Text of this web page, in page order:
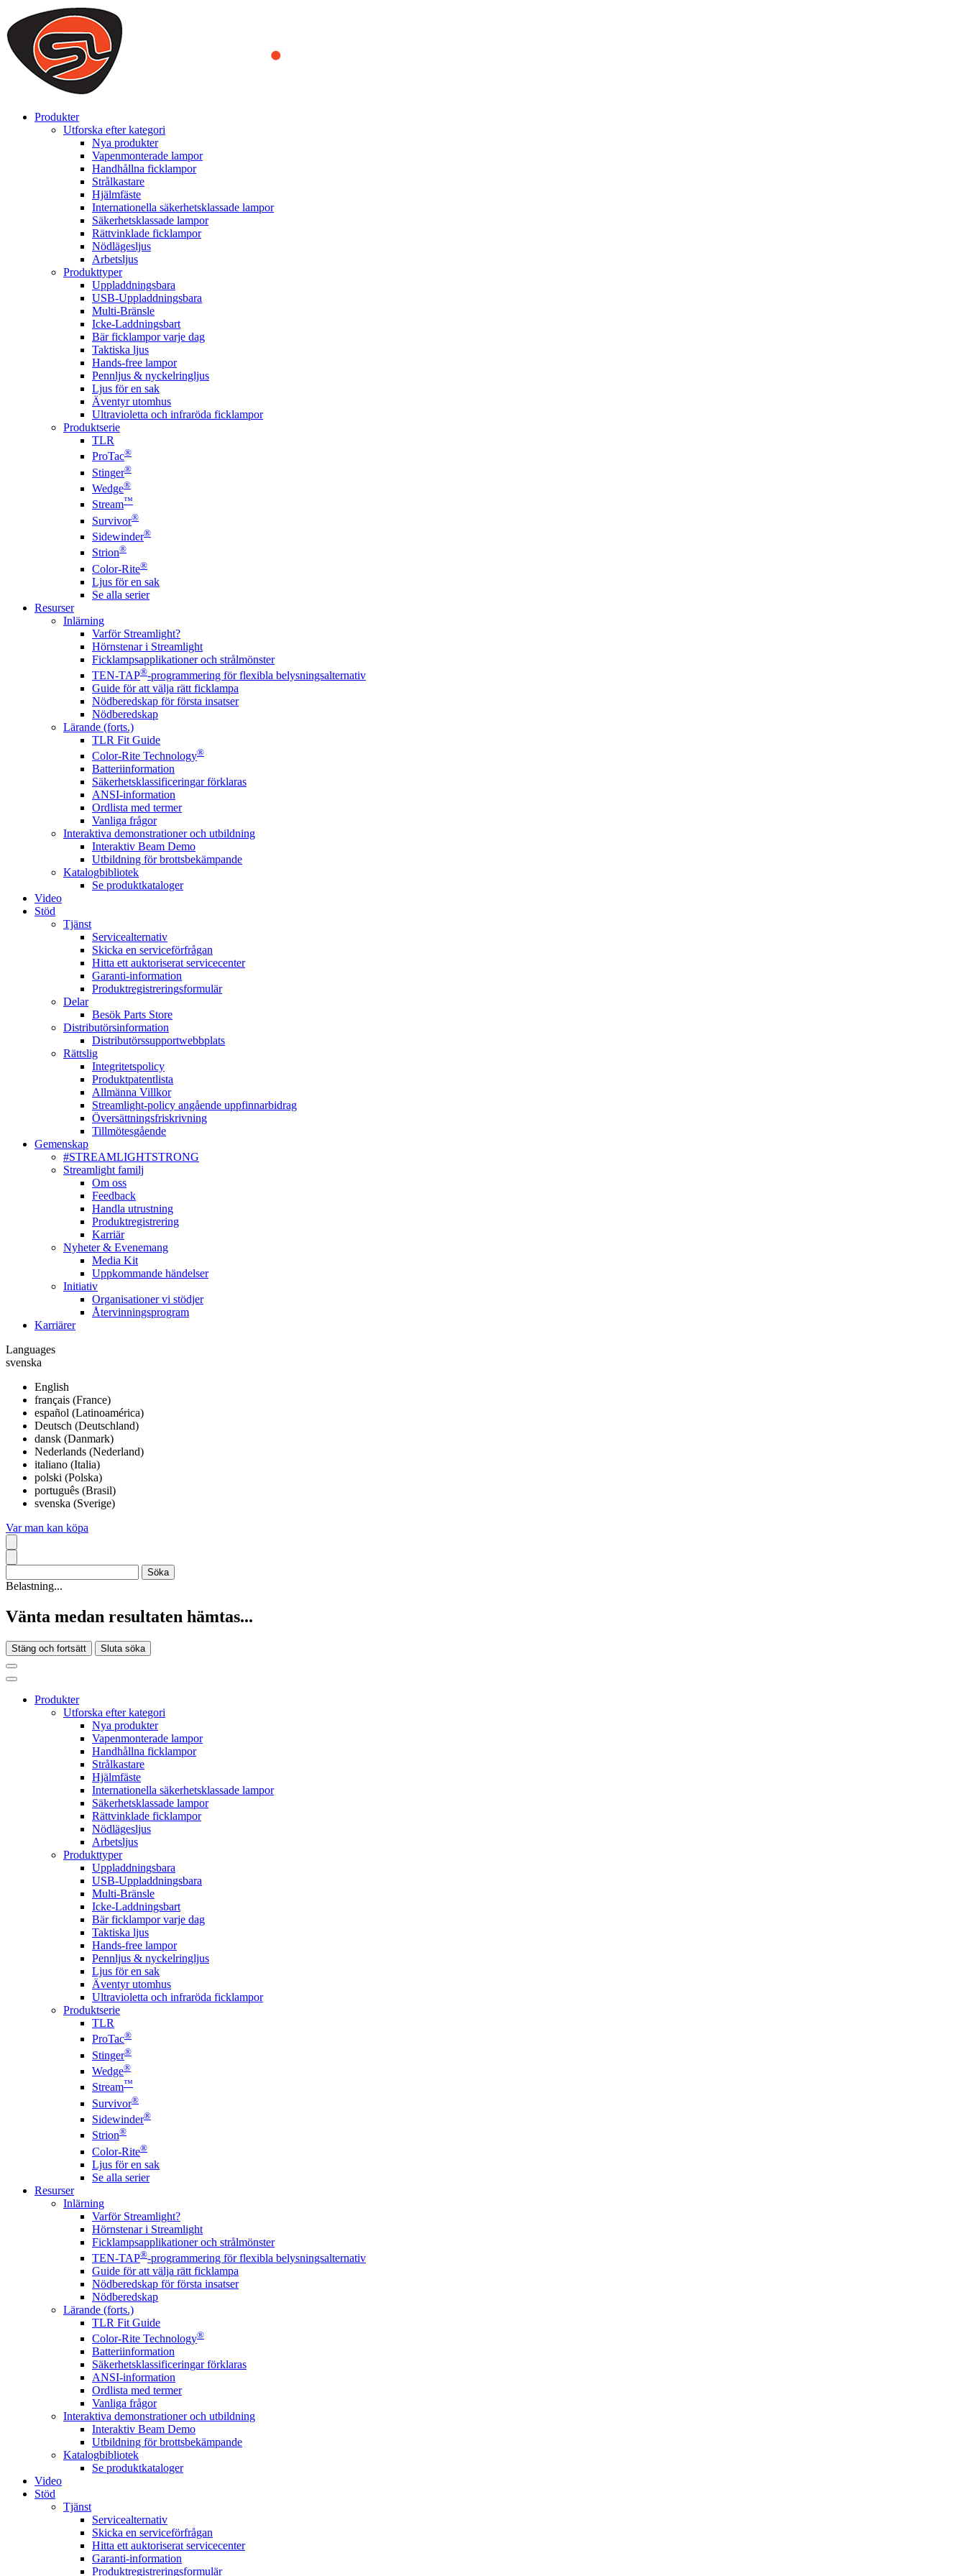
We use cookies to ensure that we provide you the best experience on our website. By continuing to browse this website, you accept that cookies are used to help us analyze how the website is used and to offer
you a better experience. To learn more or to find out how you can disable cookies, you can access our
ACCEPT AND CLOSE
Produkter
Utforska efter kategori
Nya produkter
Vapenmonterade lampor
Handhållna ficklampor
Strålkastare
Hjälmfäste
Internationella säkerhetsklassade lampor
Säkerhetsklassade lampor
Rättvinklade ficklampor
Nödlägesljus
Arbetsljus
Produkttyper
Uppladdningsbara
USB-Uppladdningsbara
Multi-Bränsle
Icke-Laddningsbart
Bär ficklampor varje dag
Taktiska ljus
Hands-free lampor
Pennljus & nyckelringljus
Ljus för en sak
Äventyr utomhus
Ultravioletta och infraröda ficklampor
Produktserie
TLR
ProTac®
Stinger®
Wedge®
Stream™
Survivor®
Sidewinder®
Strion®
Color-Rite®
Ljus för en sak
Se alla serier
Resurser
Inlärning
Varför Streamlight?
Hörnstenar i Streamlight
Ficklampsapplikationer och strålmönster
TEN-TAP®-programmering för flexibla belysningsalternativ
Guide för att välja rätt ficklampa
Nödberedskap för första insatser
Nödberedskap
Lärande (forts.)
TLR Fit Guide
Color-Rite Technology®
Batteriinformation
Säkerhetsklassificeringar förklaras
ANSI-information
Ordlista med termer
Vanliga frågor
Interaktiva demonstrationer och utbildning
Interaktiv Beam Demo
Utbildning för brottsbekämpande
Katalogbibliotek
Se produktkataloger
Video
Stöd
Tjänst
Servicealternativ
Skicka en serviceförfrågan
Hitta ett auktoriserat servicecenter
Garanti-information
Produktregistreringsformulär
Delar
Besök Parts Store
Distributörsinformation
Distributörssupportwebbplats
Rättslig
Integritetspolicy
Produktpatentlista
Allmänna Villkor
Streamlight-policy angående uppfinnarbidrag
Översättningsfriskrivning
Tillmötesgående
Gemenskap
#STREAMLIGHTSTRONG
Streamlight familj
Om oss
Feedback
Handla utrustning
Produktregistrering
Karriär
Nyheter & Evenemang
Media Kit
Uppkommande händelser
Initiativ
Organisationer vi stödjer
Återvinningsprogram
Karriärer
Languages
svenska
English
français (France)
español (Latinoamérica)
Deutsch (Deutschland)
dansk (Danmark)
Nederlands (Nederland)
italiano (Italia)
polski (Polska)
português (Brasil)
svenska (Sverige)
Var man kan köpa
Belastning...
Vänta medan resultaten hämtas...
Stäng och fortsätt Sluta söka
Produkter
Utforska efter kategori
Nya produkter
Vapenmonterade lampor
Handhållna ficklampor
Strålkastare
Hjälmfäste
Internationella säkerhetsklassade lampor
Säkerhetsklassade lampor
Rättvinklade ficklampor
Nödlägesljus
Arbetsljus
Produkttyper
Uppladdningsbara
USB-Uppladdningsbara
Multi-Bränsle
Icke-Laddningsbart
Bär ficklampor varje dag
Taktiska ljus
Hands-free lampor
Pennljus & nyckelringljus
Ljus för en sak
Äventyr utomhus
Ultravioletta och infraröda ficklampor
Produktserie
TLR
ProTac®
Stinger®
Wedge®
Stream™
Survivor®
Sidewinder®
Strion®
Color-Rite®
Ljus för en sak
Se alla serier
Resurser
Inlärning
Varför Streamlight?
Hörnstenar i Streamlight
Ficklampsapplikationer och strålmönster
TEN-TAP®-programmering för flexibla belysningsalternativ
Guide för att välja rätt ficklampa
Nödberedskap för första insatser
Nödberedskap
Lärande (forts.)
TLR Fit Guide
Color-Rite Technology®
Batteriinformation
Säkerhetsklassificeringar förklaras
ANSI-information
Ordlista med termer
Vanliga frågor
Interaktiva demonstrationer och utbildning
Interaktiv Beam Demo
Utbildning för brottsbekämpande
Katalogbibliotek
Se produktkataloger
Video
Stöd
Tjänst
Servicealternativ
Skicka en serviceförfrågan
Hitta ett auktoriserat servicecenter
Garanti-information
Produktregistreringsformulär